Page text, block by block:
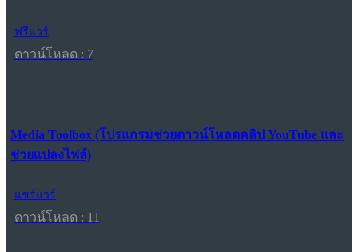
ฟรีแวร์
ดาวน์โหลด : 7
Media Toolbox (โปรแกรมช่วยดาวน์โหลดคลิป YouTube และ
ช่วยแปลงไฟล์)
แชร์แวร์
ดาวน์โหลด : 11